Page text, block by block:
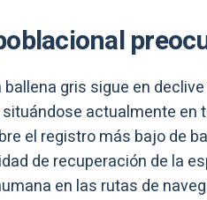
gris sigue en
actualmente en
el registro más bajo de
de recuperación de la
en las rutas de